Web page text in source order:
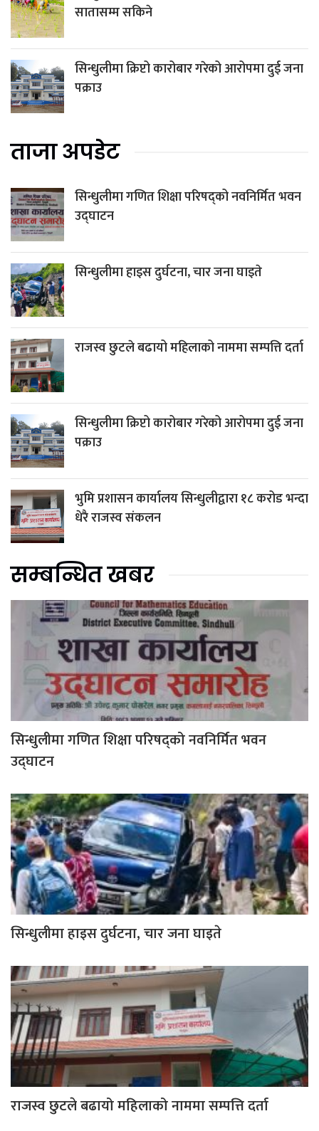
सातासम्म सकिने
सिन्धुलीमा क्रिप्टो कारोबार गरेको आरोपमा दुई जना
पक्राउ
ताजा अपडेट
सिन्धुलीमा गणित शिक्षा परिषद्को नवनिर्मित भवन
उद्घाटन
सिन्धुलीमा हाइस दुर्घटना, चार जना घाइते
राजस्व छुटले बढायो महिलाको नाममा सम्पत्ति दर्ता
सिन्धुलीमा क्रिप्टो कारोबार गरेको आरोपमा दुई जना
पक्राउ
भुमि प्रशासन कार्यालय सिन्धुलीद्वारा १८ करोड भन्दा
धेरै राजस्व संकलन
सम्बन्धित खबर
सिन्धुलीमा गणित शिक्षा परिषद्को नवनिर्मित भवन
उद्घाटन
सिन्धुलीमा हाइस दुर्घटना, चार जना घाइते
राजस्व छुटले बढायो महिलाको नाममा सम्पत्ति दर्ता